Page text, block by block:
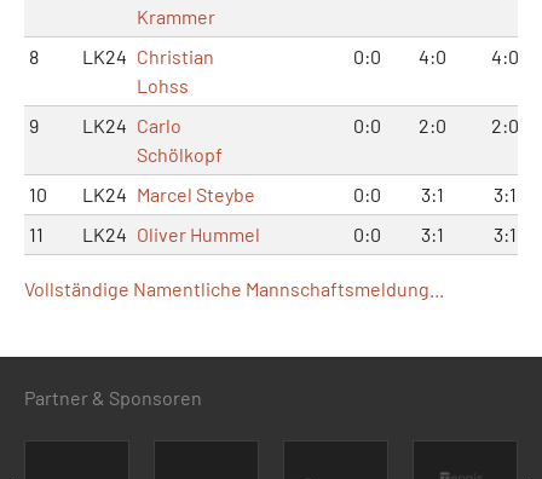
Krammer
8 LK24 Christian
Lohss
0:0 4:0 4:0
9 LK24 Carlo
Schölkopf
0:0 2:0 2:0
10 LK24 Marcel Steybe 0:0 3:1
3:1
11
LK24 Oliver Hummel 0:0 3:1 3:1
Vollständige Namentliche Mannschaftsmeldung...
Partner & Sponsoren